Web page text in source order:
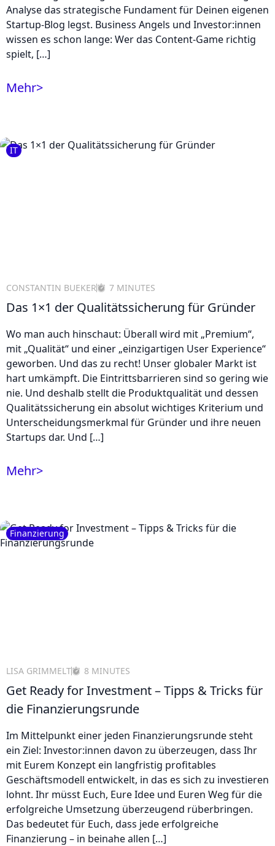
Analyse das strategische Fundament für Deinen eigenen
Startup-Blog legst. Business Angels und Investor:innen
wissen es schon lange: Wer das Content-Game richtig
spielt, […]
Mehr>
IT
CONSTANTIN BUEKER 7 MINUTES
Das 1×1 der Qualitätssicherung für Gründer
Wo man auch hinschaut: Überall wird mit „Premium“,
mit „Qualität“ und einer „einzigartigen User Experience“
geworben. Und das zu recht! Unser globaler Markt ist
hart umkämpft. Die Eintrittsbarrieren sind so gering wie
nie. Und deshalb stellt die Produktqualität und dessen
Qualitätssicherung ein absolut wichtiges Kriterium und
Unterscheidungsmerkmal für Gründer und ihre neuen
Startups dar. Und […]
Mehr>
Finanzierung
LISA GRIMMELT 8 MINUTES
Get Ready for Investment – Tipps & Tricks für
die Finanzierungsrunde
Im Mittelpunkt einer jeden Finanzierungsrunde steht
ein Ziel: Investor:innen davon zu überzeugen, dass Ihr
mit Eurem Konzept ein langfristig profitables
Geschäftsmodell entwickelt, in das es sich zu investieren
lohnt. Ihr müsst Euch, Eure Idee und Euren Weg für die
erfolgreiche Umsetzung überzeugend rüberbringen.
Das bedeutet für Euch, dass jede erfolgreiche
Finanzierung – in beinahe allen […]